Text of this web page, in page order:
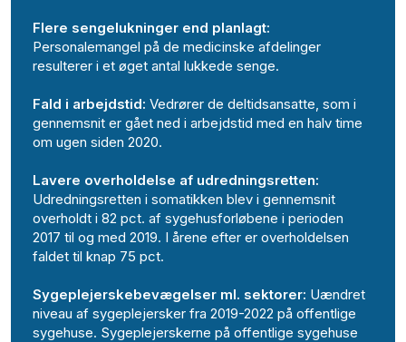
Flere sengelukninger end planlagt:
Personalemangel på de medicinske afdelinger
resulterer i et øget antal lukkede senge.
Fald i arbejdstid: Vedrører de deltidsansatte, som i
gennemsnit er gået ned i arbejdstid med en halv time
om ugen siden 2020.
Lavere overholdelse af udredningsretten:
Udredningsretten i somatikken blev i gennemsnit
overholdt i 82 pct. af sygehusforløbene i perioden
2017 til og med 2019. I årene efter er overholdelsen
faldet til knap 75 pct.
Sygeplejerskebevægelser ml. sektorer: Uændret
niveau af sygeplejersker fra 2019-2022 på offentlige
sygehuse. Sygeplejerskerne på offentlige sygehuse